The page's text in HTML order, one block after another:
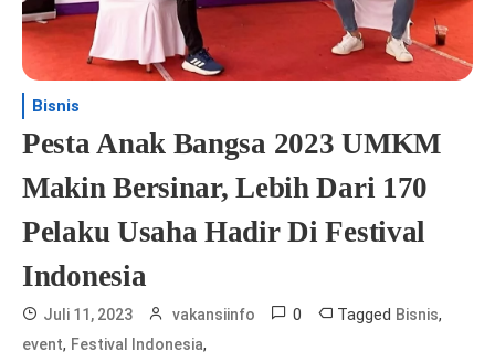
Bisnis
Pesta Anak Bangsa 2023 UMKM
Makin Bersinar, Lebih Dari 170
Pelaku Usaha Hadir Di Festival
Indonesia
Juli 11, 2023 vakansiinfo 0 Tagged Bisnis,
event, Festival Indonesia,